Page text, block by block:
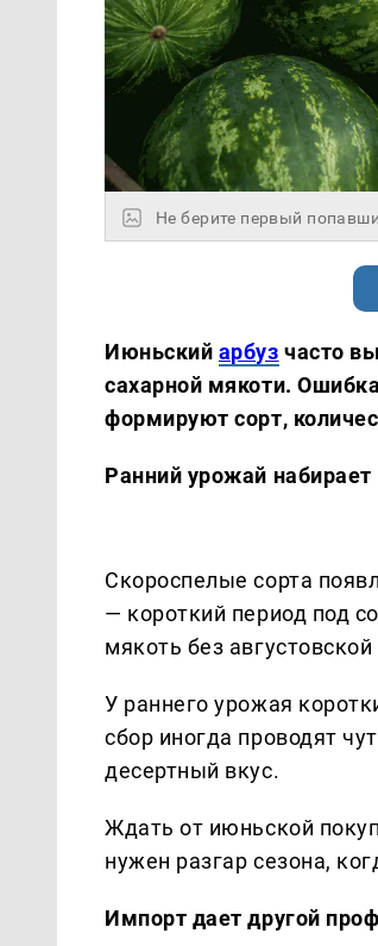
Не берите первый
Июньский арбуз часто
сахарной мякоти.
формируют сорт,
Ранний урожай
Скороспелые сорта
— короткий период под
мякоть без
У раннего урожая
сбор иногда проводят
десертный вкус.
Ждать от июньской
нужен разгар сезона,
Импорт дает другой